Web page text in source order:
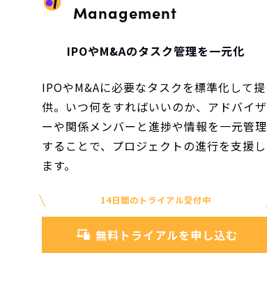
Management
IPOやM&Aのタスク管理を一元化
IPOやM&Aに必要なタスクを標準化して提
供。いつ何をすればいいのか、アドバイザ
ーや関係メンバーと進捗や情報を一元管理
することで、プロジェクトの進行を支援し
ます。
14日間のトライアル受付中
無料トライアルを申し込む